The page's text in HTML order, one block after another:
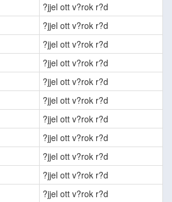
?jjel ott v?rok r?d
?jjel ott v?rok r?d
?jjel ott v?rok r?d
?jjel ott v?rok r?d
?jjel ott v?rok r?d
?jjel ott v?rok r?d
?jjel ott v?rok r?d
?jjel ott v?rok r?d
?jjel ott v?rok r?d
?jjel ott v?rok r?d
?jjel ott v?rok r?d